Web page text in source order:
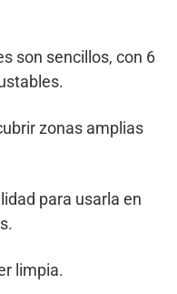
son sencillos, con 6
zonas amplias
para usarla en
limpia.